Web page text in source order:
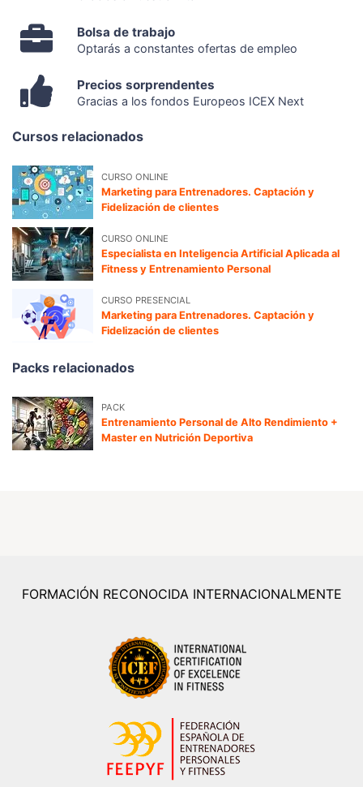
Bolsa de trabajo
Optarás a constantes ofertas de empleo
Precios sorprendentes
Gracias a los fondos Europeos ICEX Next
Cursos relacionados
CURSO ONLINE
Marketing para Entrenadores. Captación y
Fidelización de clientes
CURSO ONLINE
Especialista en Inteligencia Artificial Aplicada al
Fitness y Entrenamiento Personal
CURSO PRESENCIAL
Marketing para Entrenadores. Captación y
Fidelización de clientes
Packs relacionados
PACK
Entrenamiento Personal de Alto Rendimiento +
Master en Nutrición Deportiva
FORMACIÓN RECONOCIDA INTERNACIONALMENTE